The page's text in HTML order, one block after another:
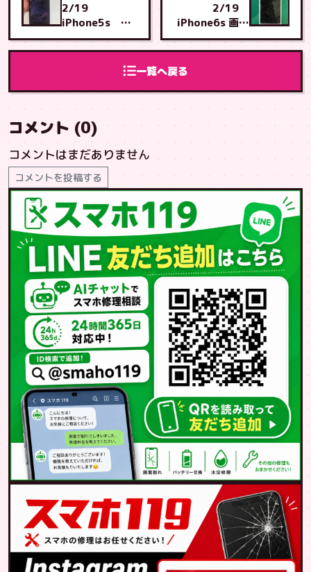
2/19
iPhone5s 画
面交換 糸満市
から とよみ店
一覧へ戻る
2/19
iPhone6s 画面
交換 北谷町か
ら 北谷店へご
コメント (0)
コメントはまだありません
コメントを投稿する